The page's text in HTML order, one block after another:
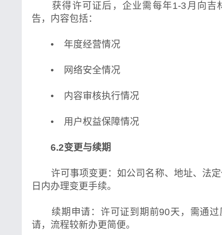
获得许可证后，企业需每年1-3月向吉
告，内容包括：
• 年度经营情况
• 网络安全情况
• 内容审核执行情况
• 用户权益保障情况
6.2变更与续期
许可事项变更：如公司名称、地址、法定
日内办理变更手续。
续期申请：许可证到期前90天，需通过
请，流程较新办更简便。